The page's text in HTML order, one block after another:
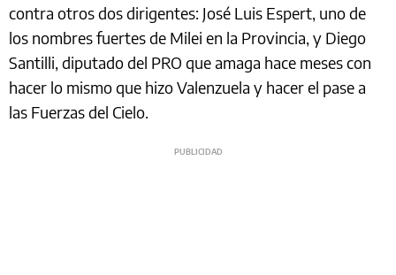
contra otros dos dirigentes: José Luis Espert, uno de
los nombres fuertes de Milei en la Provincia, y Diego
Santilli, diputado del PRO que amaga hace meses con
hacer lo mismo que hizo Valenzuela y hacer el pase a
las Fuerzas del Cielo.